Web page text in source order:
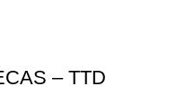
– TTD